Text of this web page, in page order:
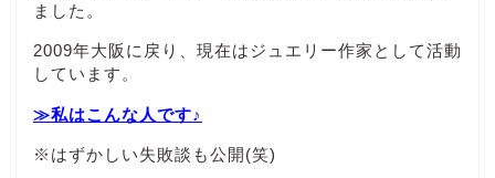
ました。
2009年大阪に戻り、現在はジュエリー作家として活動
しています。
≫私はこんな人です♪
※はずかしい失敗談も公開(笑)